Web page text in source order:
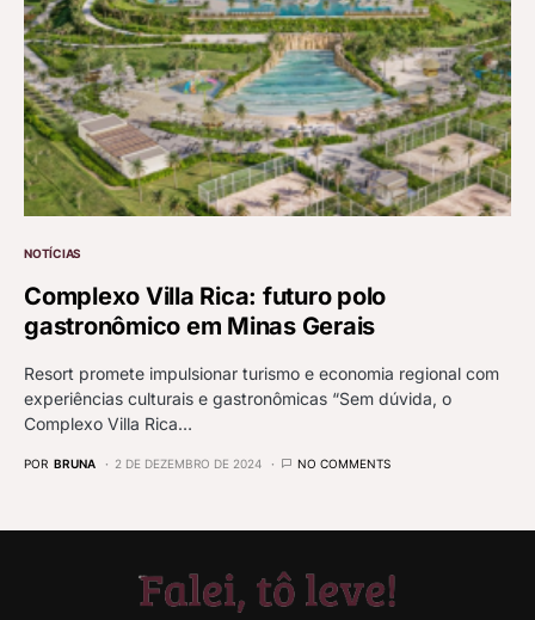
NOTÍCIAS
Complexo Villa Rica: futuro polo
gastronômico em Minas Gerais
Resort promete impulsionar turismo e economia regional com
experiências culturais e gastronômicas “Sem dúvida, o
Complexo Villa Rica…
POR BRUNA 2 DE DEZEMBRO DE 2024 NO COMMENTS